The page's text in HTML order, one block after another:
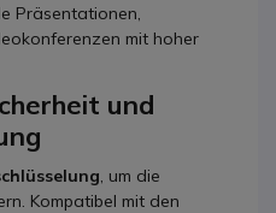
Präsentationen,
mit hoher
und
, um die
Kompatibel mit den